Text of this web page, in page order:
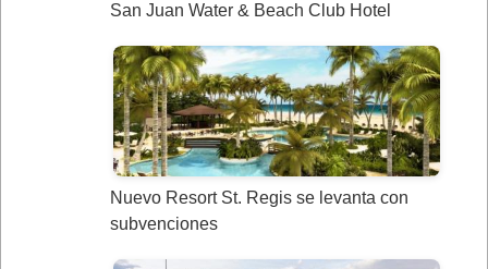
San Juan Water & Beach Club Hotel
Nuevo Resort St. Regis se levanta con
subvenciones